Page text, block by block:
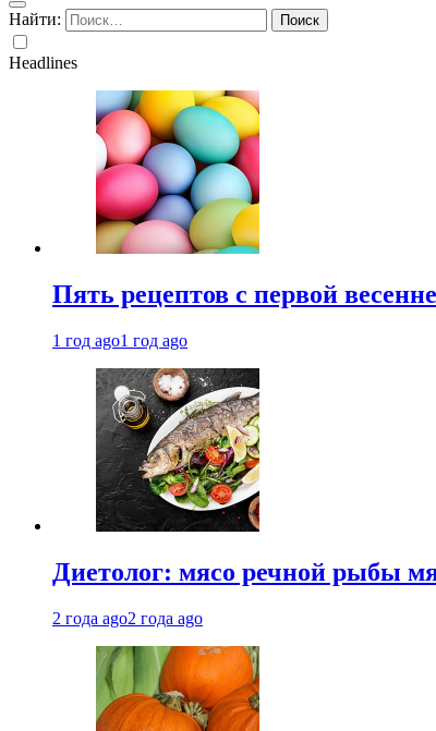
Найти:
Headlines
Пять рецептов с первой
1 год ago1 год ago
Диетолог: мясо речной рыбы
2 года ago2 года ago